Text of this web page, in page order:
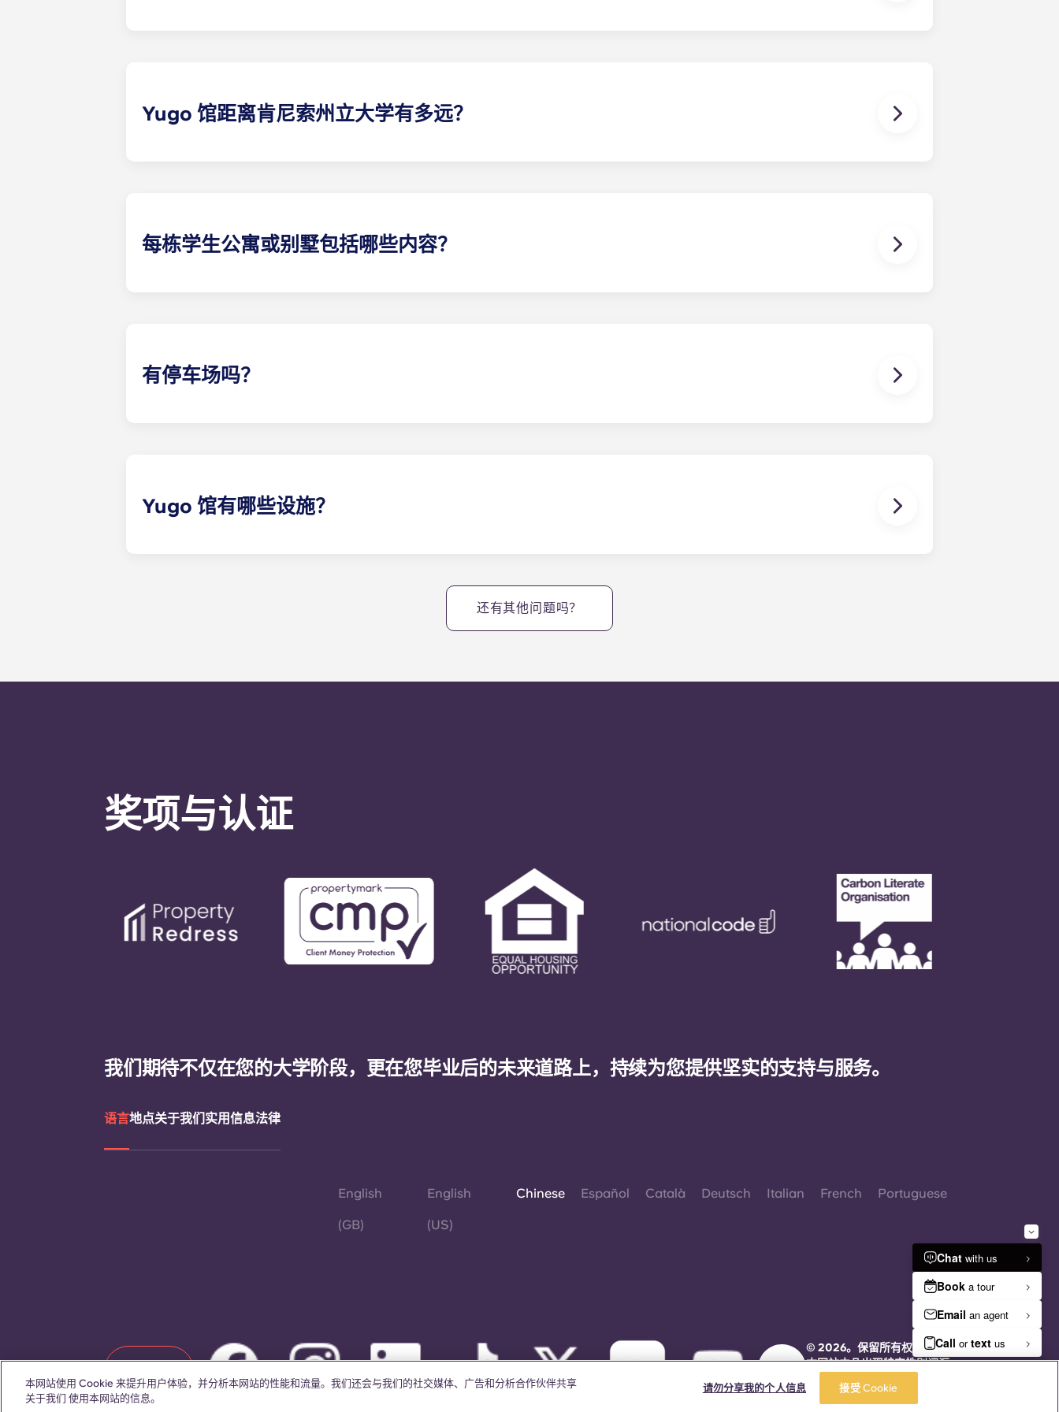
Yugo 馆距离肯尼索州立大学有多远？
每栋学生公寓或别墅包括哪些内容？
有停车场吗？
Yugo 馆有哪些设施？
还有其他问题吗？
奖项与认证
我们期待不仅在您的大学阶段，更在您毕业后的未来道路上，持续为您提供坚实的支持与服务。
语言地点关于我们 实用信息法律
English
(GB)
English
(US)
Chinese Español Català Deutsch Italian French Portuguese
© 2026。保留所有权利。
本网站中凡出现特定性别词汇
之处，均适用于所有人，不分
性别。
本网站使用 Cookie 来提升用户体验，并分析本网站的性能和流量。我们还会与我们的社交媒体、广告和分析合作伙伴共享
关于我们 使用本网站的信息。
请勿分享我的个人信息 接受 Cookie